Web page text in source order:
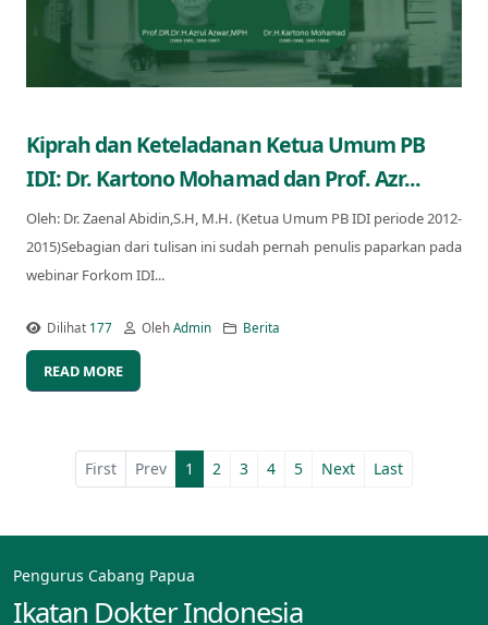
Kiprah dan Keteladanan Ketua Umum PB
IDI: Dr. Kartono Mohamad dan Prof. Azr...
Oleh: Dr. Zaenal Abidin,S.H, M.H. (Ketua Umum PB IDI periode 2012-
2015)Sebagian dari tulisan ini sudah pernah penulis paparkan pada
webinar Forkom IDI...
Dilihat 177 OlehAdmin Berita
READ MORE
First Prev 1 2 3 4 5 Next Last
Pengurus Cabang Papua
Ikatan Dokter Indonesia